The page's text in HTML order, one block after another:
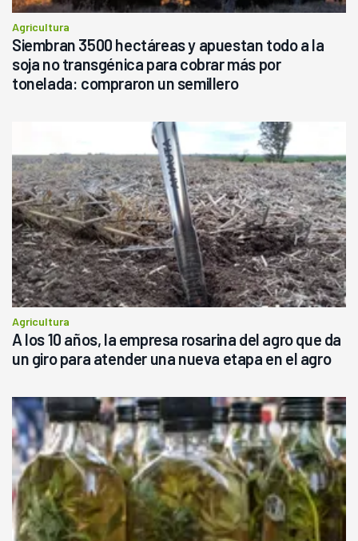
Agricultura
Siembran 3500 hectáreas y apuestan todo a la
soja no transgénica para cobrar más por
tonelada: compraron un semillero
Agricultura
A los 10 años, la empresa rosarina del agro que da
un giro para atender una nueva etapa en el agro